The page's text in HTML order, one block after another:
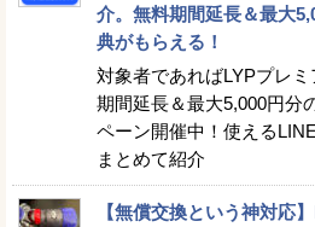
介。無料期間延長＆最大
典がもらえる！
対象者であればLYPプレ
期間延長＆最大5,000円分
ペーン開催中！使える
まとめて紹介
【無償交換という神対応